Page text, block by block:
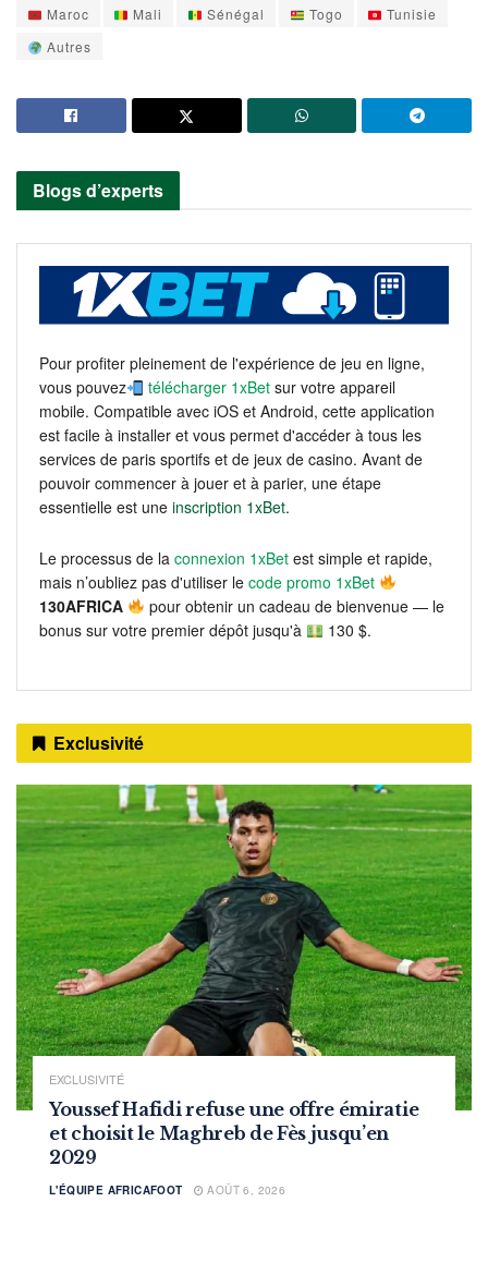
Maroc Mali Sénégal Togo
Tunisie
Autres
Blogs d’experts
Pour profiter pleinement de l'expérience de jeu en ligne,
vous pouvez
télécharger 1xBet sur votre appareil
mobile. Compatible avec iOS et Android, cette application
est facile à installer et vous permet d'accéder à tous les
services de paris sportifs et de jeux de casino. Avant de
pouvoir commencer à jouer et à parier, une étape
essentielle est une inscription 1xBet.
Le processus de la connexion 1xBet est simple et rapide,
mais n’oubliez pas d'utiliser le code promo 1xBet
130AFRICA
pour obtenir un cadeau de bienvenue — le
bonus sur votre premier dépôt jusqu'à
130 $.
Exclusivité
EXCLUSIVITÉ
Youssef Hafidi refuse une offre émiratie
et choisit le Maghreb de Fès jusqu’en
2029
L'ÉQUIPE AFRICAFOOT AOÛT 6, 2026